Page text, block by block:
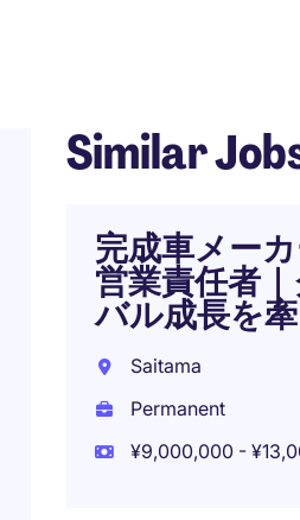
Similar
完成車メー
営業責任者
バル成長を牽
Saitama
Permanent
¥9,000,000 -